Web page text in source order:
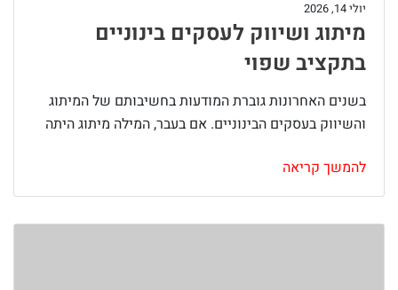
יולי 14, 2026
מיתוג ושיווק לעסקים בינוניים
בתקציב שפוי
בשנים האחרונות גוברת המודעות בחשיבותם של המיתוג
והשיווק בעסקים הבינוניים. אם בעבר, המילה מיתוג היתה
להמשך קריאה